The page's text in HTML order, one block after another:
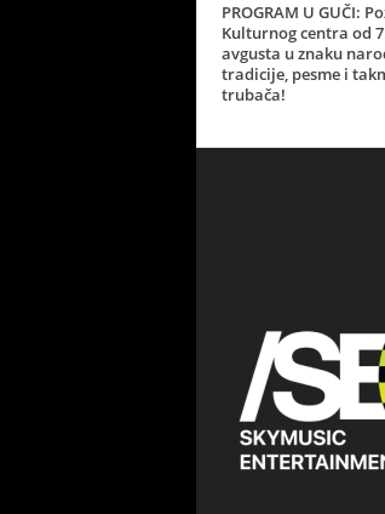
PROGRAM U GUČI:
Kulturnog centra od
avgusta u znaku
tradicije, pesme i
trubača!